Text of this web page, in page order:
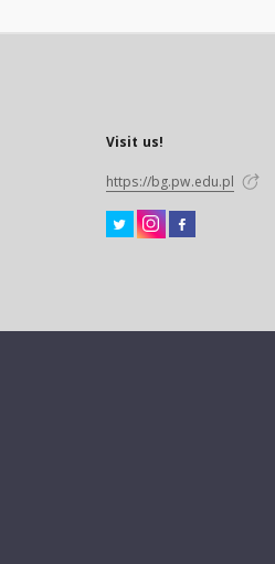
Visit us!
https://bg.pw.edu.pl